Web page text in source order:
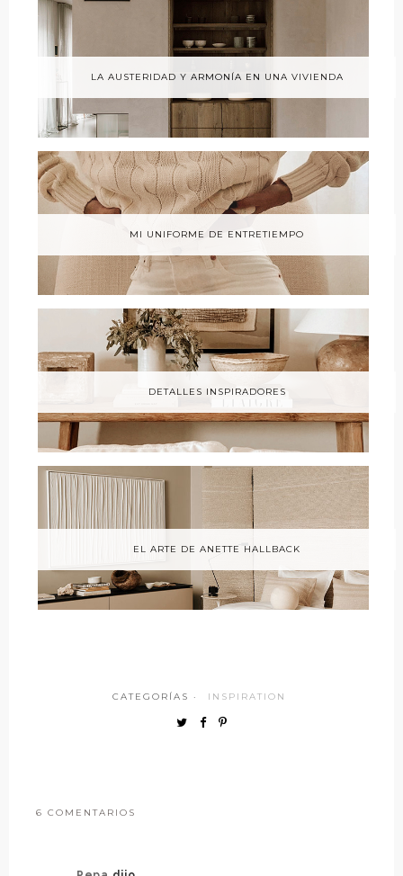
LA AUSTERIDAD Y ARMONÍA EN UNA VIVIENDA
MI UNIFORME DE ENTRETIEMPO
DETALLES INSPIRADORES
EL ARTE DE ANETTE HALLBACK
CATEGORÍAS · INSPIRATION
6 COMENTARIOS